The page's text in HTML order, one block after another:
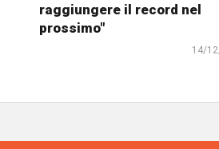
raggiungere il record nel
prossimo"
14/